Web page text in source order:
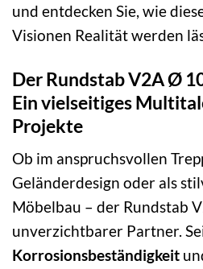
und entdecken Sie, wie
Visionen Realität werden
Der Rundstab V2A Ø
Ein vielseitiges
Projekte
Ob im anspruchsvollen
Geländerdesign oder als
Möbelbau – der Rundstab
unverzichtbarer Partner.
Korrosionsbeständigkeit